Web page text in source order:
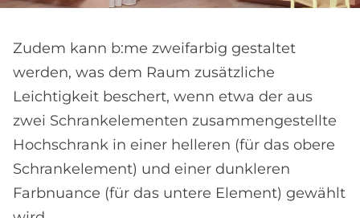
Zudem kann b:me zweifarbig gestaltet
werden, was dem Raum zusätzliche
Leichtigkeit beschert, wenn etwa der aus
zwei Schrankelementen zusammengestellte
Hochschrank in einer helleren (für das obere
Schrankelement) und einer dunkleren
Farbnuance (für das untere Element) gewählt